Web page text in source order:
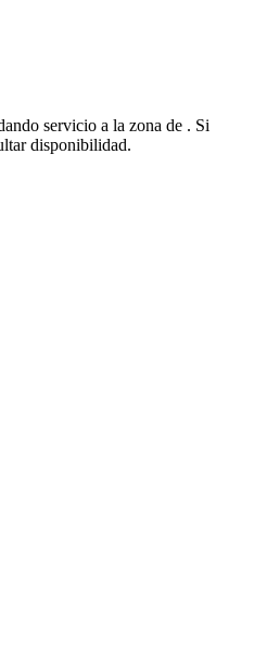
servicio a la zona de . Si
disponibilidad.